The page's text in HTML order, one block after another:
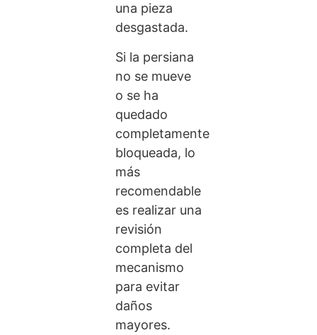
una pieza
desgastada.
Si la persiana
no se mueve
o se ha
quedado
completamente
bloqueada, lo
más
recomendable
es realizar una
revisión
completa del
mecanismo
para evitar
daños
mayores.